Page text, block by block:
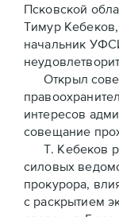
Псковской
Тимур
начальник
Открыл
интересов
совещание
Т. Кебеков
силовых
прокурора,
с раскрытием